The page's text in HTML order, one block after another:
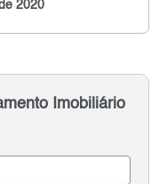
2020
Imobiliário